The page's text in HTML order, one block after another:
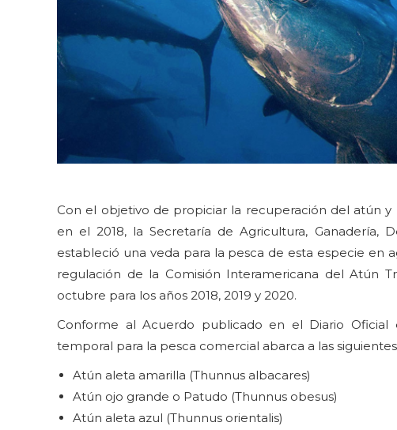
Con el objetivo de propiciar la recuperación del atún
en el 2018, la Secretaría de Agricultura, Ganadería,
estableció una veda para la pesca de esta especie en
regulación de la Comisión Interamericana del Atún
octubre para los años 2018, 2019 y 2020.
Conforme al Acuerdo publicado en el Diario
temporal para la pesca comercial abarca a las
Atún aleta amarilla (Thunnus albacares)
Atún ojo grande o Patudo (Thunnus obesus)
Atún aleta azul (Thunnus orientalis)